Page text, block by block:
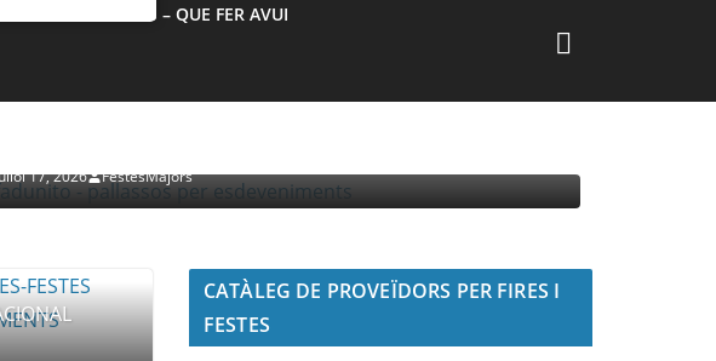
FIRES I FESTES – QUE FER AVUI
17, 2026 FestesMajors
CATÀLEG DE PROVEÏDORS PER FIRES I
FESTES